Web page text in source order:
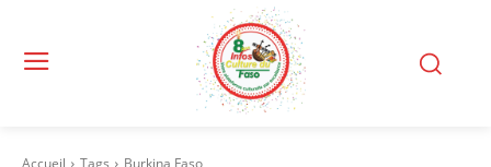
Accueil Tags Burkina Faso